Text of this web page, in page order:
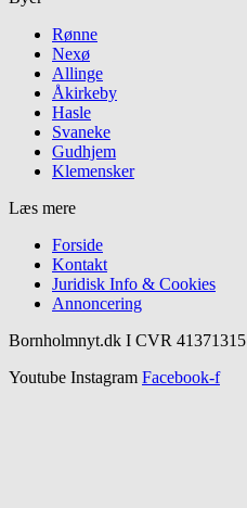
Rønne
Nexø
Allinge
Åkirkeby
Hasle
Svaneke
Gudhjem
Klemensker
Læs mere
Forside
Kontakt
Juridisk Info & Cookies​
Annoncering
Bornholmnyt.dk I CVR 41371315
Youtube Instagram Facebook-f